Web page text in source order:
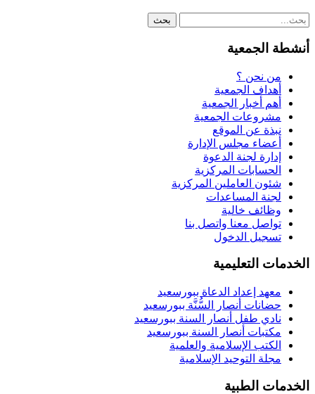
أنشطة الجمعية
من نحن ؟
أهداف الجمعية
أهم أخبار الجمعية
مشروعات الجمعية
نبذة عن الموقع
أعضاء مجلس الإدارة
إدارة لجنة الدعوة
الحسابات المركزية
شئون العاملين المركزية
لجنة المساعدات
وظائف خالية
تواصل معنا واتصل بنا
تسجيل الدخول
الخدمات التعليمية
معهد إعداد الدعاة ببورسعيد
حضانات أنصار السُّنَّة ببورسعيد
نادي طفل أنصار السنة ببورسعيد
مكتبات أنصار السنة ببورسعيد
الكتب الإسلامية والعلمية
مجلة التوحيد الإسلامية
الخدمات الطبية